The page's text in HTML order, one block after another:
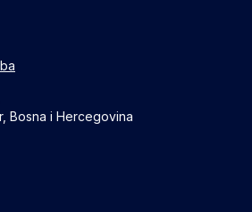
Bosna i Hercegovina